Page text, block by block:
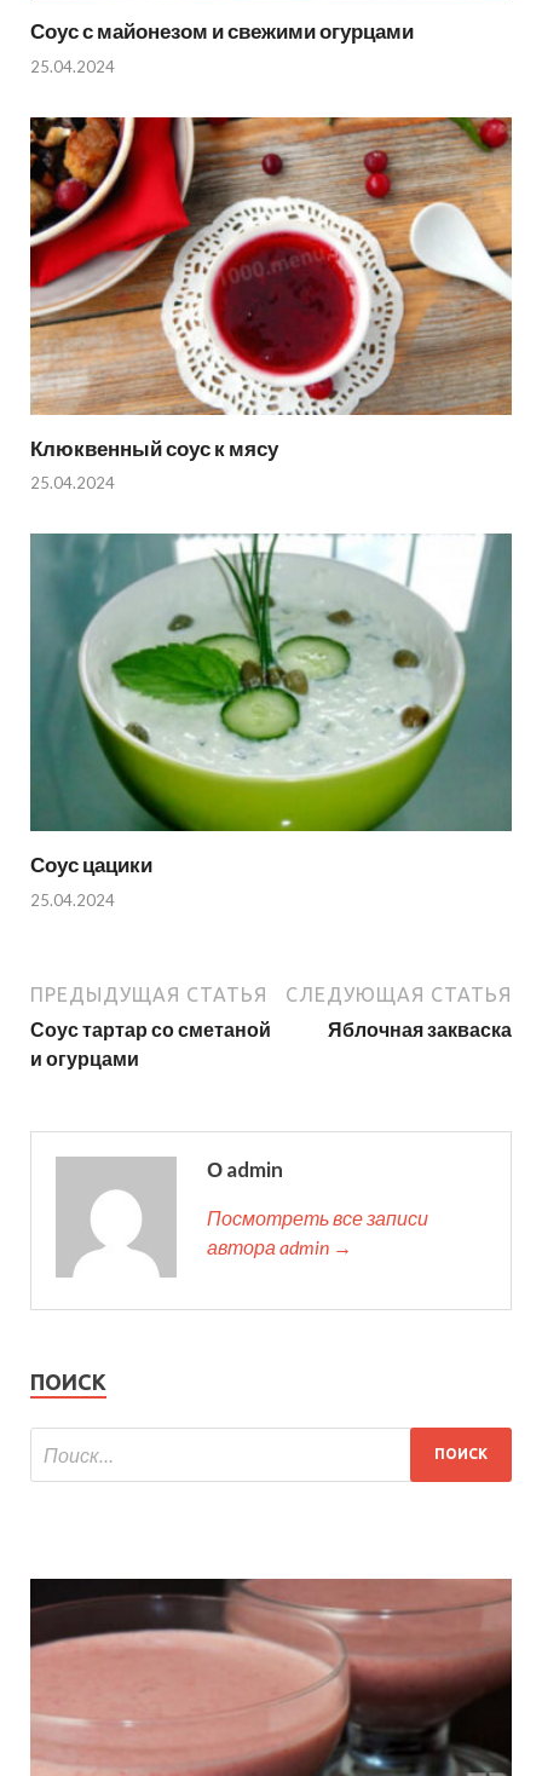
Соус с майонезом и свежими огурцами
25.04.2024
Клюквенный соус к мясу
25.04.2024
Соус цацики
25.04.2024
ПРЕДЫДУЩАЯ СТАТЬЯ
Соус тартар со сметаной
и огурцами
СЛЕДУЮЩАЯ СТАТЬЯ
Яблочная закваска
О admin
Посмотреть все записи
автора admin →
ПОИСК